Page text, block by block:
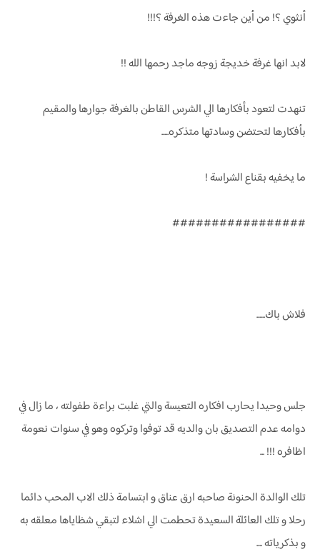
أنثوي ؟! من أين جاءت هذه الغرفة ؟!!!
لابد انها غرفة خديجة زوجه ماجد رحمها الله !!
تنهدت لتعود بأفكارها الي الشرس القاطن بالغرفة جوارها والمقيم
بأفكارها لتحتضن وسادتها متذكره.....
ما يخفيه بقناع الشراسة !
#################
فلاش باك......
جلس وحيدا يحارب افكاره التعيسة والتي غلبت براءة طفولته ، ما زال في
دوامه عدم التصديق بان والديه قد توفوا وتركوه وهو في سنوات نعومة
اظافره !!! ...
تلك الوالدة الحنونة صاحبه ارق عناق و ابتسامة ذلك الاب المحب دائما
رحلا و تلك العائلة السعيدة تحطمت الي اشلاء لتبقي شظاياها معلقه به
و بذكرياته ....